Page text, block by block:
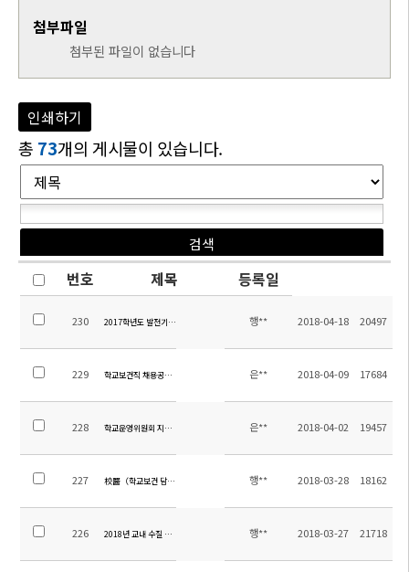
첨부파일
첨부된 파일이 없습니다
인쇄하기
총 73개의 게시물이 있습니다.
번호 제목 등록일
230 2017학년도 발전기금 도서구입목록 안내 행** 2018-04-18 20497
229 학교보건직 채용공고 수정 은** 2018-04-09 17684
228 학교운영위원회 지역위원 당선공고 은** 2018-04-02 19457
227 校醫（학교보건 담당직) 채용 공고 행** 2018-03-28 18162
226 2018년 교내 수질 검사 보고서 행** 2018-03-27 21718